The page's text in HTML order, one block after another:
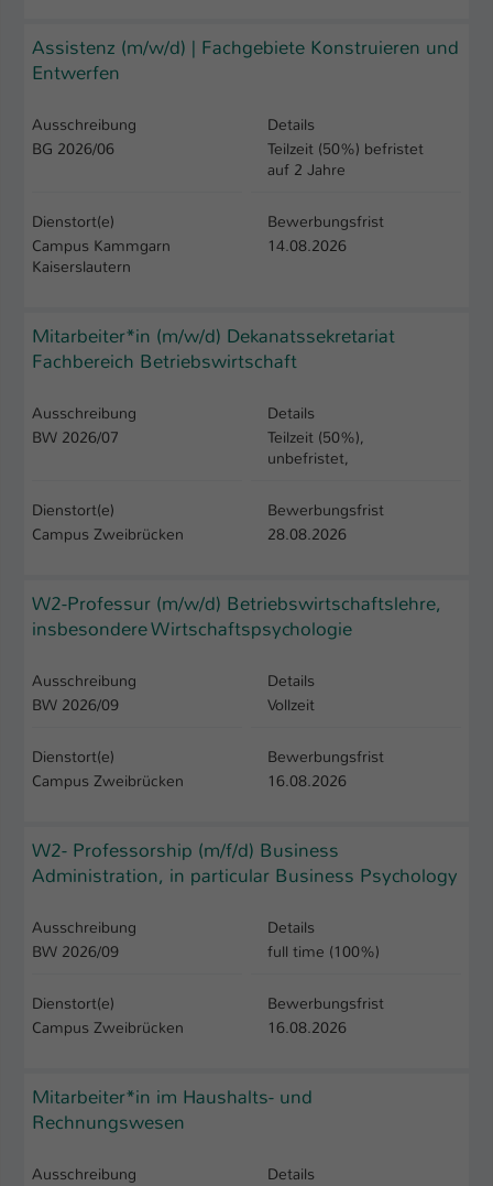
Assistenz (m/w/d) | Fachgebiete Konstruieren und
Entwerfen
Ausschreibung
BG 2026/06
Details
Teilzeit (50%) befristet
auf 2 Jahre
Dienstort(e)
Campus Kammgarn
Kaiserslautern
Bewerbungsfrist
14.08.2026
Mitarbeiter*in (m/w/d) Dekanatssekretariat
Fachbereich Betriebswirtschaft
Ausschreibung
BW 2026/07
Details
Teilzeit (50%),
unbefristet,
Dienstort(e)
Campus Zweibrücken
Bewerbungsfrist
28.08.2026
W2-Professur (m/w/d) Betriebswirtschaftslehre,
insbesondere Wirtschaftspsychologie
Ausschreibung
BW 2026/09
Details
Vollzeit
Dienstort(e)
Campus Zweibrücken
Bewerbungsfrist
16.08.2026
W2- Professorship (m/f/d) Business
Administration, in particular Business Psychology
Ausschreibung
BW 2026/09
Details
full time (100%)
Dienstort(e)
Campus Zweibrücken
Bewerbungsfrist
16.08.2026
Mitarbeiter*in im Haushalts- und
Rechnungswesen
Ausschreibung
Details